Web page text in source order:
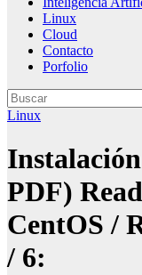
Linux
Cloud
Contacto
Porfolio
Linux
PDF)
CentOS /
/ 6: